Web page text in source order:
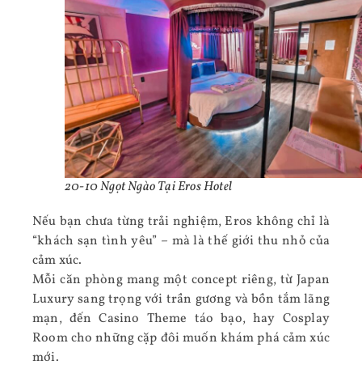
20-10 Ngọt Ngào Tại Eros Hotel
Nếu bạn chưa từng trải nghiệm, Eros không chỉ là
“khách sạn tình yêu” – mà là thế giới thu nhỏ của
cảm xúc.
Mỗi căn phòng mang một concept riêng, từ Japan
Luxury sang trọng với trần gương và bồn tắm lãng
mạn, đến Casino Theme táo bạo, hay Cosplay
Room cho những cặp đôi muốn khám phá cảm xúc
mới.